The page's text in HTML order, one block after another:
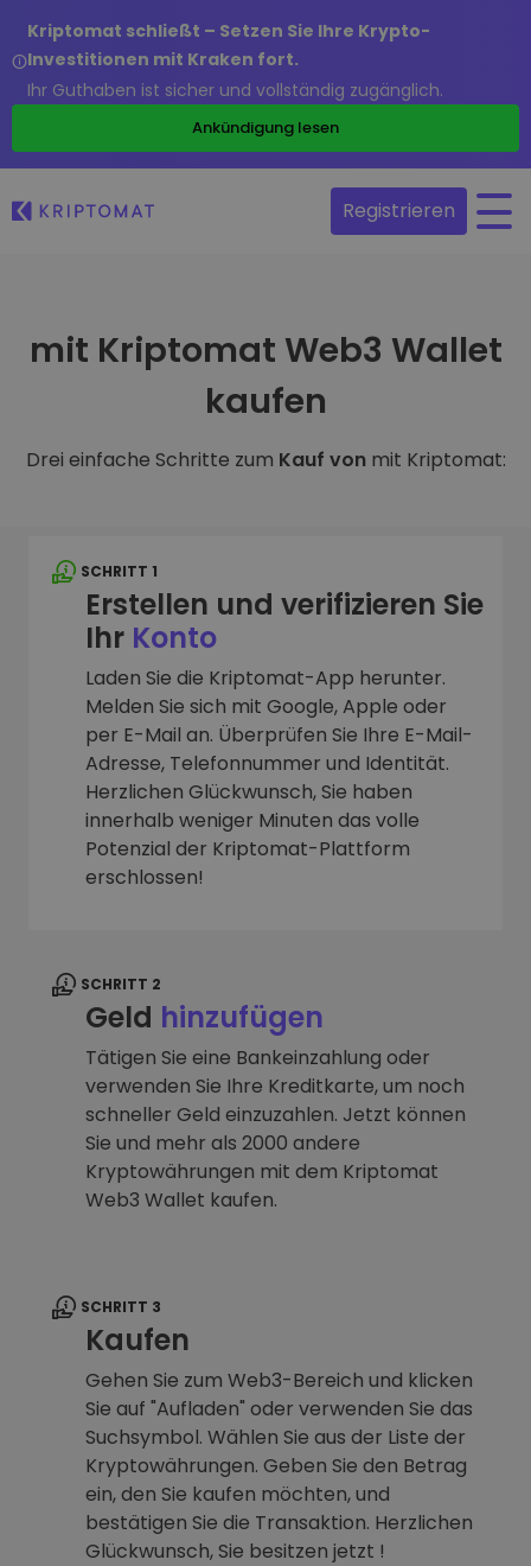
Kriptomat schließt – Setzen Sie Ihre Krypto-
Investitionen mit Kraken fort.
Ihr Guthaben ist sicher und vollständig zugänglich.
Ankündigung lesen
Registrieren
mit Kriptomat Web3 Wallet
kaufen
Drei einfache Schritte zum Kauf von mit Kriptomat:
SCHRITT 1
Erstellen und verifizieren Sie
Ihr Konto
Laden Sie die Kriptomat-App herunter.
Melden Sie sich mit Google, Apple oder
per E-Mail an. Überprüfen Sie Ihre E-Mail-
Adresse, Telefonnummer und Identität.
Herzlichen Glückwunsch, Sie haben
innerhalb weniger Minuten das volle
Potenzial der Kriptomat-Plattform
erschlossen!
SCHRITT 2
Geld hinzufügen
Tätigen Sie eine Bankeinzahlung oder
verwenden Sie Ihre Kreditkarte, um noch
schneller Geld einzuzahlen. Jetzt können
Sie und mehr als 2000 andere
Kryptowährungen mit dem Kriptomat
Web3 Wallet kaufen.
SCHRITT 3
Kaufen
Gehen Sie zum Web3-Bereich und klicken
Sie auf "Aufladen" oder verwenden Sie das
Suchsymbol. Wählen Sie aus der Liste der
Kryptowährungen. Geben Sie den Betrag
ein, den Sie kaufen möchten, und
bestätigen Sie die Transaktion. Herzlichen
Glückwunsch, Sie besitzen jetzt !